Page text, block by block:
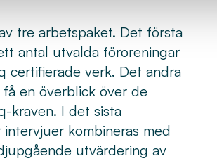
tre arbetspaket. Det första
antal utvalda föroreningar
certifierade verk. Det andra
en överblick över de
kraven. I det sista
kombineras med
utvärdering av